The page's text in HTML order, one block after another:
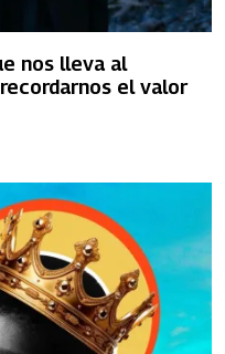
nos lleva al
el valor